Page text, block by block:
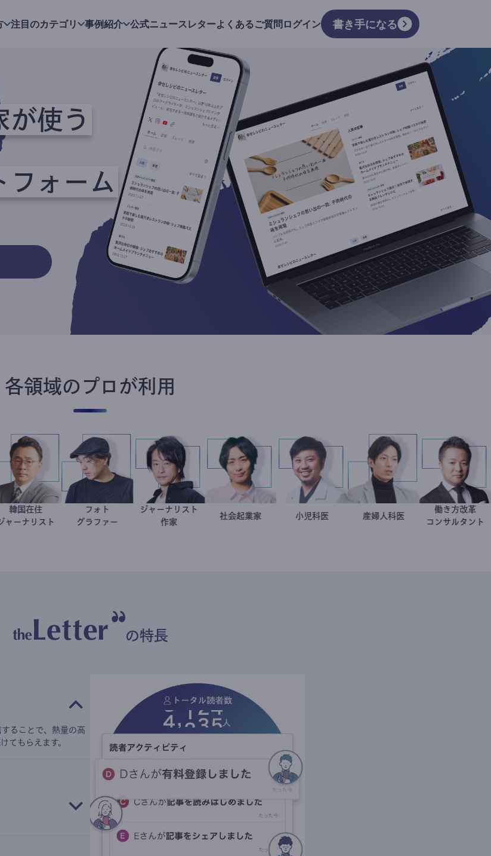
注目のカテゴリ 事例紹介 公式ニュースレターよくあるご質問ログイン 書き手になる
が使う
フォーム
各領域のプロが利用
ト
韓国在住
ジャーナリスト
別所隆弘
グラファー
鈴木エイト
ジャーナリスト
駒崎弘樹
社会起業家 今西洋介
小児科医 重見大介
産婦人科医
働き
コンサ
の特長
ることで、熱量の高
てもらえます。